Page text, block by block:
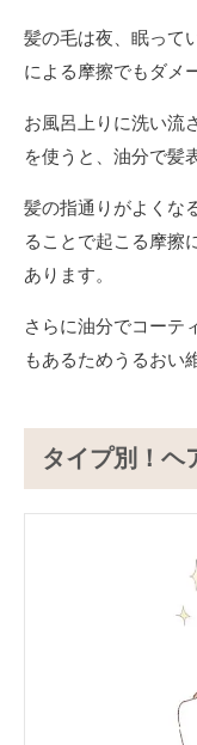
髪の毛は夜、眠って
による摩擦でもダメ
お風呂上りに洗い流
を使うと、油分で髪
髪の指通りがよくな
ることで起こる摩擦
あります。
さらに油分でコーテ
もあるためうるおい
タイプ別！ヘ